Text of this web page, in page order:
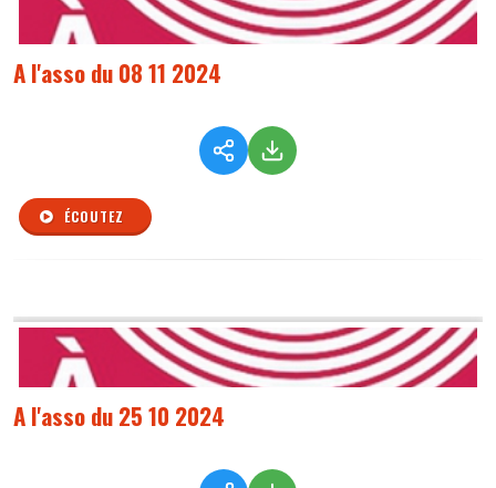
A l'asso du 08 11 2024
ÉCOUTEZ
A l'asso du 25 10 2024